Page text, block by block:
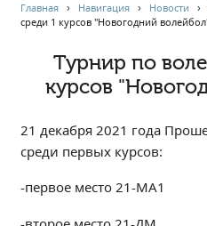
НАВИГАЦИЯ
Главная
Профессионалитет
Опрос по качеству
Новости
Наблюдательный совет
Главная › Навигация › Новости
среди 1 курсов "Новогодний
Турнир по
курсов
21 декабря 2021 года
среди первых курсов:
-первое место 21-МА1